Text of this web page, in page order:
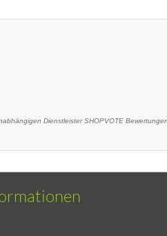
Dienstleister SHOPVOTE